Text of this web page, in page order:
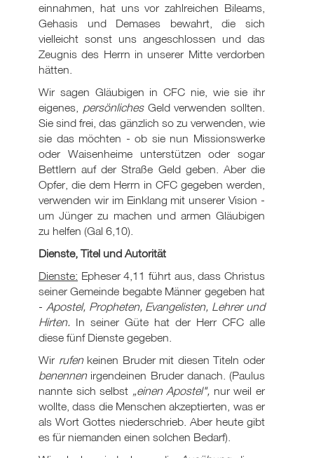
einnahmen, hat uns vor zahlreichen Bileams,
Gehasis und Demases bewahrt, die sich
vielleicht sonst uns angeschlossen und das
Zeugnis des Herrn in unserer Mitte verdorben
hätten.
Wir sagen Gläubigen in CFC nie, wie sie ihr
eigenes, persönlichesGeld verwenden sollten.
Sie sind frei, das gänzlich so zu verwenden, wie
sie das möchten - ob sie nun Missionswerke
oder Waisenheime unterstützen oder sogar
Bettlern auf der Straße Geld geben. Aber die
Opfer, die dem Herrn in CFC gegeben werden,
verwenden wir im Einklang mit unserer Vision -
um Jünger zu machen und armen Gläubigen
zu helfen (Gal 6,10).
Dienste, Titel und Autorität
Dienste: Epheser 4,11 führt aus, dass Christus
seiner Gemeinde begabte Männer gegeben hat
- Apostel, Propheten, Evangelisten, Lehrer und
Hirten. In seiner Güte hat der Herr CFC alle
diese fünf Dienste gegeben.
Wir rufenkeinen Bruder mit diesen Titeln oder
benennenirgendeinen Bruder danach. (Paulus
nannte sich selbst „einen Apostel", nur weil er
wollte, dass die Menschen akzeptierten, was er
als Wort Gottes niederschrieb. Aber heute gibt
es für niemanden einen solchen Bedarf).